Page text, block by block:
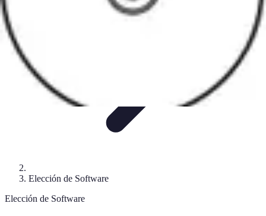
Elección de Software
Elección de Software